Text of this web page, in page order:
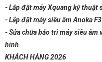
- Lắp đặt máy Xquang kỹ thuật
- Lắp đặt máy siêu âm Anoka
- Sửa chữa bảo trì máy siêu
hình
KHÁCH HÀNG 2026